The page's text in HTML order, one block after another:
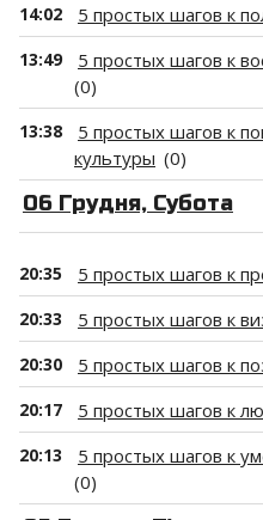
14:02 5 простых шагов к
13:49
5 простых шагов к
(0)
13:38
5 простых шагов к
культуры (0)
06 Грудня, Субота
20:35 5 простых шагов к
20:33 5 простых шагов к
20:30 5 простых шагов к
20:17 5 простых шагов к
20:13
5 простых шагов к
(0)